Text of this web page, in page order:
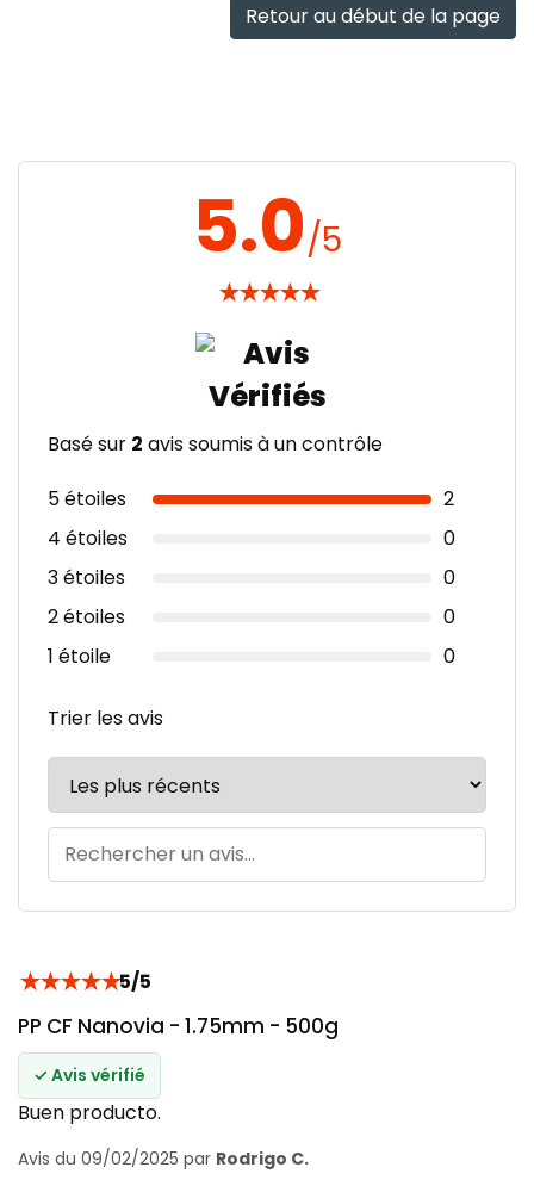
Retour au début de la page
5.0/5
★★★★★
Basé sur 2 avis soumis à un contrôle
5 étoiles
2
4 étoiles
0
3 étoiles
0
2 étoiles
0
1 étoile
0
Trier les avis
★★★★★5/5
PP CF Nanovia - 1.75mm - 500g
✓ Avis vérifié
Buen producto.
Avis du 09/02/2025 par Rodrigo C.